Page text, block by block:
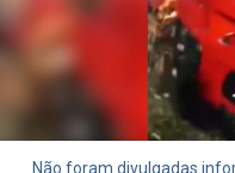
Não foram divulgadas